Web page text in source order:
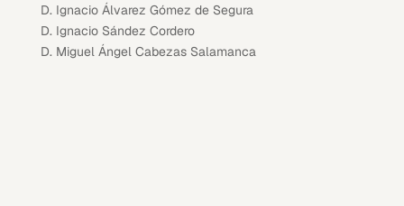
D. Ignacio Álvarez Gómez de Segura
D. Ignacio Sández Cordero
D. Miguel Ángel Cabezas Salamanca